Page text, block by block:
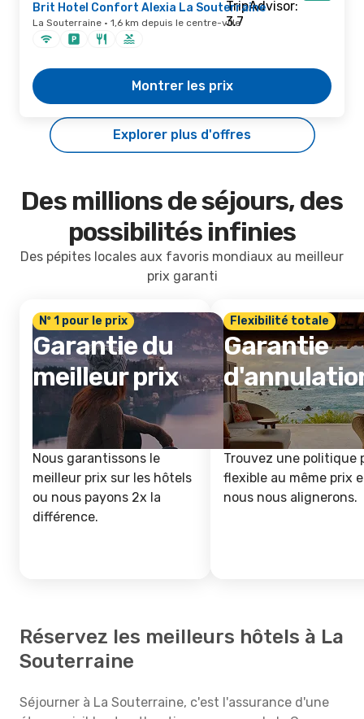
Brit Hotel Confort Alexia La Souterraine
La Souterraine · 1,6 km depuis le centre-ville
Montrer les prix
Explorer plus d'offres
Des millions de séjours, des
possibilités infinies
Des pépites locales aux favoris mondiaux au meilleur
prix garanti
Nº 1 pour le prix
Garantie du
meilleur prix
Nous garantissons le
meilleur prix sur les hôtels
ou nous payons 2x la
différence.
Flexibilité totale
Garantie
Trouvez une politique
flexible au même prix
nous nous alignerons.
Réservez les meilleurs hôtels à La
Souterraine
Séjourner à La Souterraine, c'est l'assurance d'une